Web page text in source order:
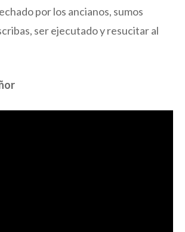
por los ancianos, sumos
ser ejecutado y resucitar al